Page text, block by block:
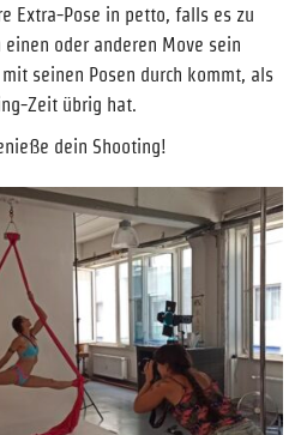
Extra-Pose in petto, falls es zu
oder anderen Move sein
seinen Posen durch kommt, als
Zeit übrig hat.
dein Shooting!